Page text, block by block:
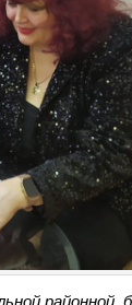
районной